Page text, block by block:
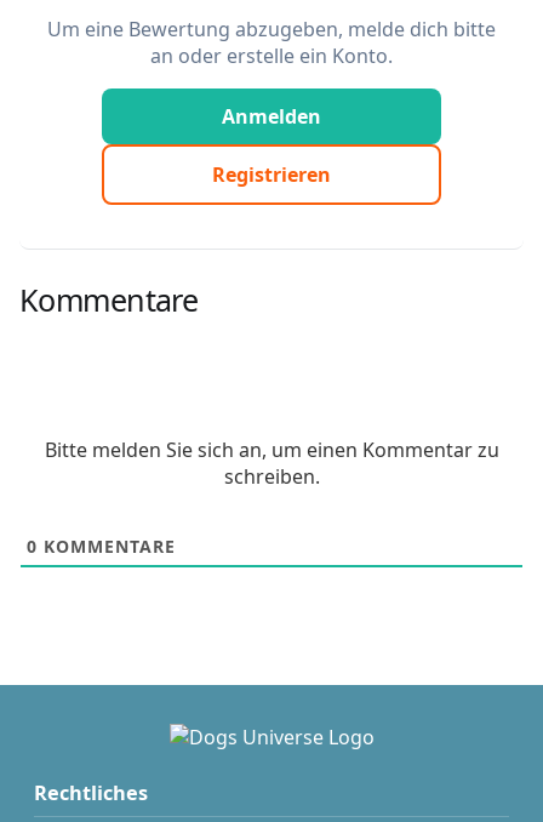
Um eine Bewertung abzugeben, melde dich bitte
an oder erstelle ein Konto.
Anmelden
Registrieren
Kommentare
Bitte melden Sie sich an, um einen Kommentar zu
schreiben.
0 KOMMENTARE
Rechtliches